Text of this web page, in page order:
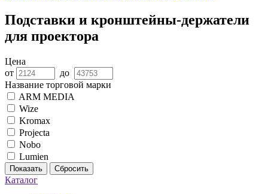
Подставки и кронштейны-держатели
для проектора
Цена
от
до
Название торговой марки
ARM MEDIA
Wize
Kromax
Projecta
Nobo
Lumien
Показать Сбросить
Каталог